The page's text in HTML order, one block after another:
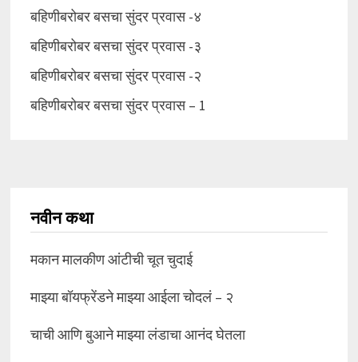
बहिणीबरोबर बसचा सुंदर प्रवास -४
बहिणीबरोबर बसचा सुंदर प्रवास -३
बहिणीबरोबर बसचा सुंदर प्रवास -२
बहिणीबरोबर बसचा सुंदर प्रवास – 1
नवीन कथा
मकान मालकीण आंटीची चूत चुदाई
माझ्या बॉयफ्रेंडने माझ्या आईला चोदलं – २
चाची आणि बुआने माझ्या लंडाचा आनंद घेतला